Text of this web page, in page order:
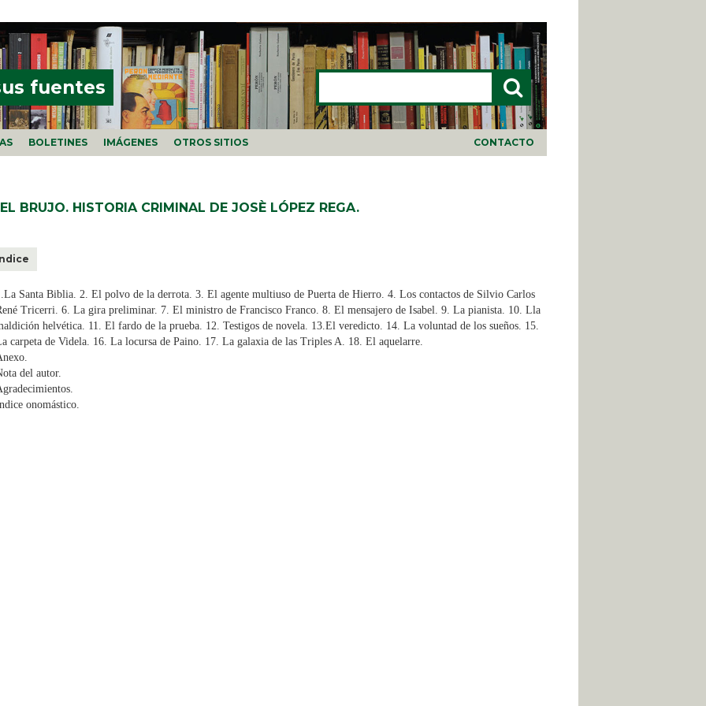
fuentes
Buscar
BOLETINES IMÁGENES OTROS SITIOS CONTACTO
BRUJO. HISTORIA CRIMINAL DE JOSÈ LÓPEZ REGA.
Santa Biblia. 2. El polvo de la derrota. 3. El agente multiuso de Puerta de Hierro. 4. Los contactos de Silvio Carlos
Tricerri. 6. La gira preliminar. 7. El ministro de Francisco Franco. 8. El mensajero de Isabel. 9. La pianista. 10. Lla
helvética. 11. El fardo de la prueba. 12. Testigos de novela. 13.El veredicto. 14. La voluntad de los sueños. 15.
carpeta de Videla. 16. La locursa de Paino. 17. La galaxia de las Triples A. 18. El aquelarre.
del autor.
onomástico.